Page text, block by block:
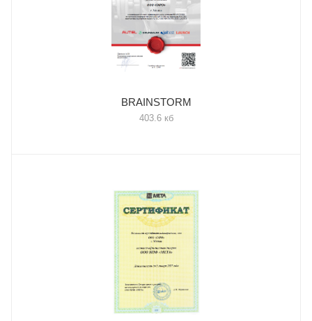
BRAINSTORM
403.6 кб